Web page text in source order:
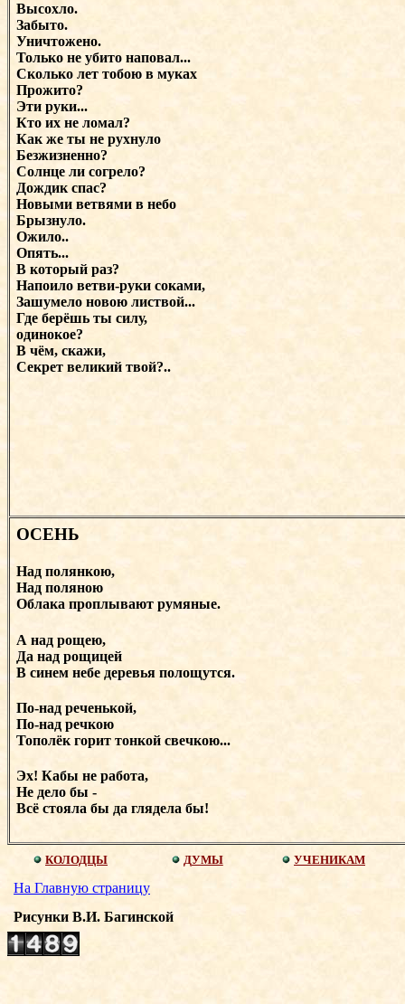
Высохло.
Забыто.
Уничтожено.
Только не убито наповал...
Сколько лет тобою в муках
Прожито?
Эти руки...
Кто их не ломал?
Как же ты не рухнуло
Безжизненно?
Солнце ли согрело?
Дождик спас?
Новыми ветвями в небо
Брызнуло.
Ожило..
Опять...
В который раз?
Напоило ветви-руки соками,
Зашумело новою листвой...
Где берёшь ты силу,
одинокое?
В чём, скажи,
Секрет великий твой?..
ОСЕНЬ
Над полянкою,
Над поляною
Облака проплывают румяные.
А над рощею,
Да над рощицей
В синем небе деревья полощутся.
По-над реченькой,
По-над речкою
Тополёк горит тонкой свечкою...
Эх! Кабы не работа,
Не дело бы -
Всё стояла бы да глядела бы!
КОЛОДЦЫ ДУМЫ УЧЕНИКАМ
На Главную страницу
Рисунки В.И. Багинской